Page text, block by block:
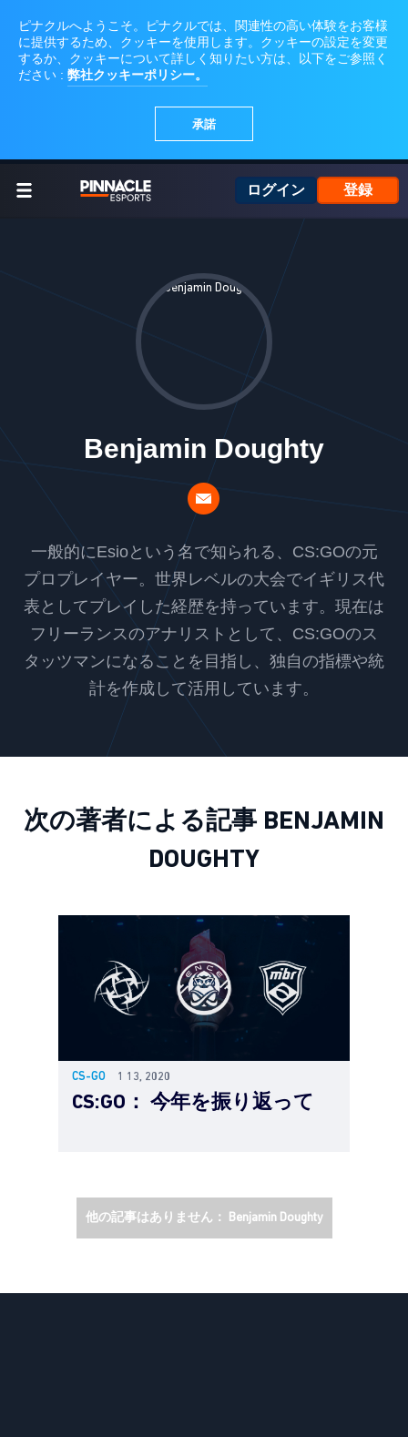
ログイン 登録
Benjamin Doughty
一般的にEsioという名で知られる、CS:GOの元
プロプレイヤー。世界レベルの大会でイギリス代
表としてプレイした経歴を持っています。現在は
フリーランスのアナリストとして、CS:GOのス
タッツマンになることを目指し、独自の指標や統
計を作成して活用しています。
次の著者による記事 BENJAMIN
DOUGHTY
CS-GO 1 13, 2020
CS:GO： 今年を振り返って
他の記事はありません： Benjamin Doughty